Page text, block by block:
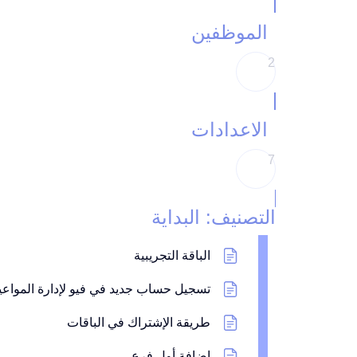
الموظفين
2
الاعدادات
7
التصنيف: البداية
الباقة التجريبية
تسجيل حساب جديد في فيو لإدارة
طريقة الإشتراك في الباقات